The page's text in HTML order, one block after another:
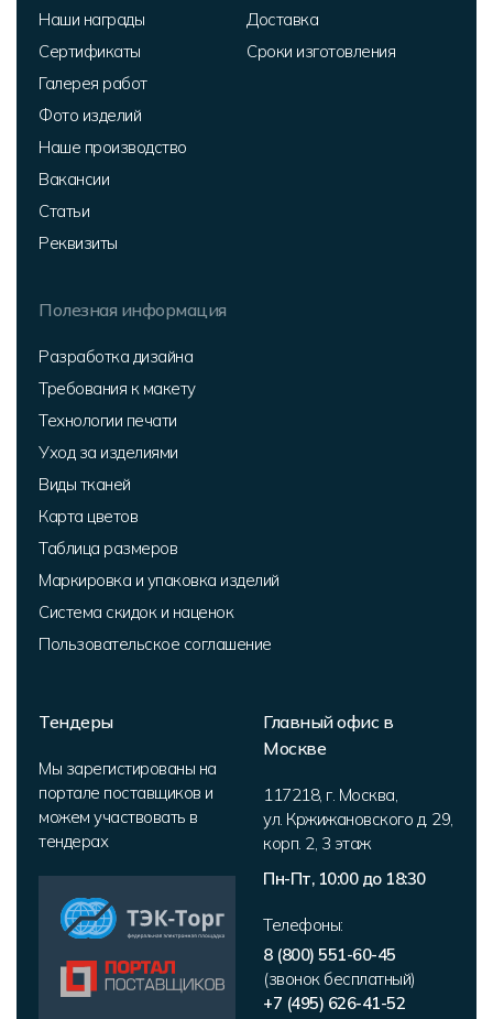
Наши награды
Сертификаты
Галерея работ
Фото изделий
Наше производство
Вакансии
Статьи
Реквизиты
Доставка
Сроки изготовления
Полезная информация
Разработка дизайна
Требования к макету
Технологии печати
Уход за изделиями
Виды тканей
Карта цветов
Таблица размеров
Маркировка и упаковка изделий
Система скидок и наценок
Пользовательское соглашение
Тендеры
Мы зарегистированы на
портале поставщиков и
можем участвовать в
тендерах
Главный офис в
Москве
117218, г. Москва,
ул. Кржижановского д. 29,
корп. 2, 3 этаж
Пн-Пт, 10:00 до 18:30
Телефоны:
8 (800) 551-60-45
(звонок бесплатный)
+7 (495) 626-41-52